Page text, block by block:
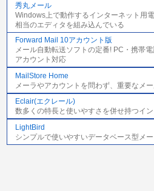
秀丸メール
Windows上で動作するインターネット用
相当のエディタを組み込んでいる
Forward Mail 10アカウント版
メール自動転送ソフトの定番! PC・携帯
アカウント対応
MailStore Home
メーラやアカウントを問わず、重要なメ
Eclair(エクレール)
数多くの特長と使いやすさを併せ持つイ
LightBird
シンプルで使いやすいデータベース型メ